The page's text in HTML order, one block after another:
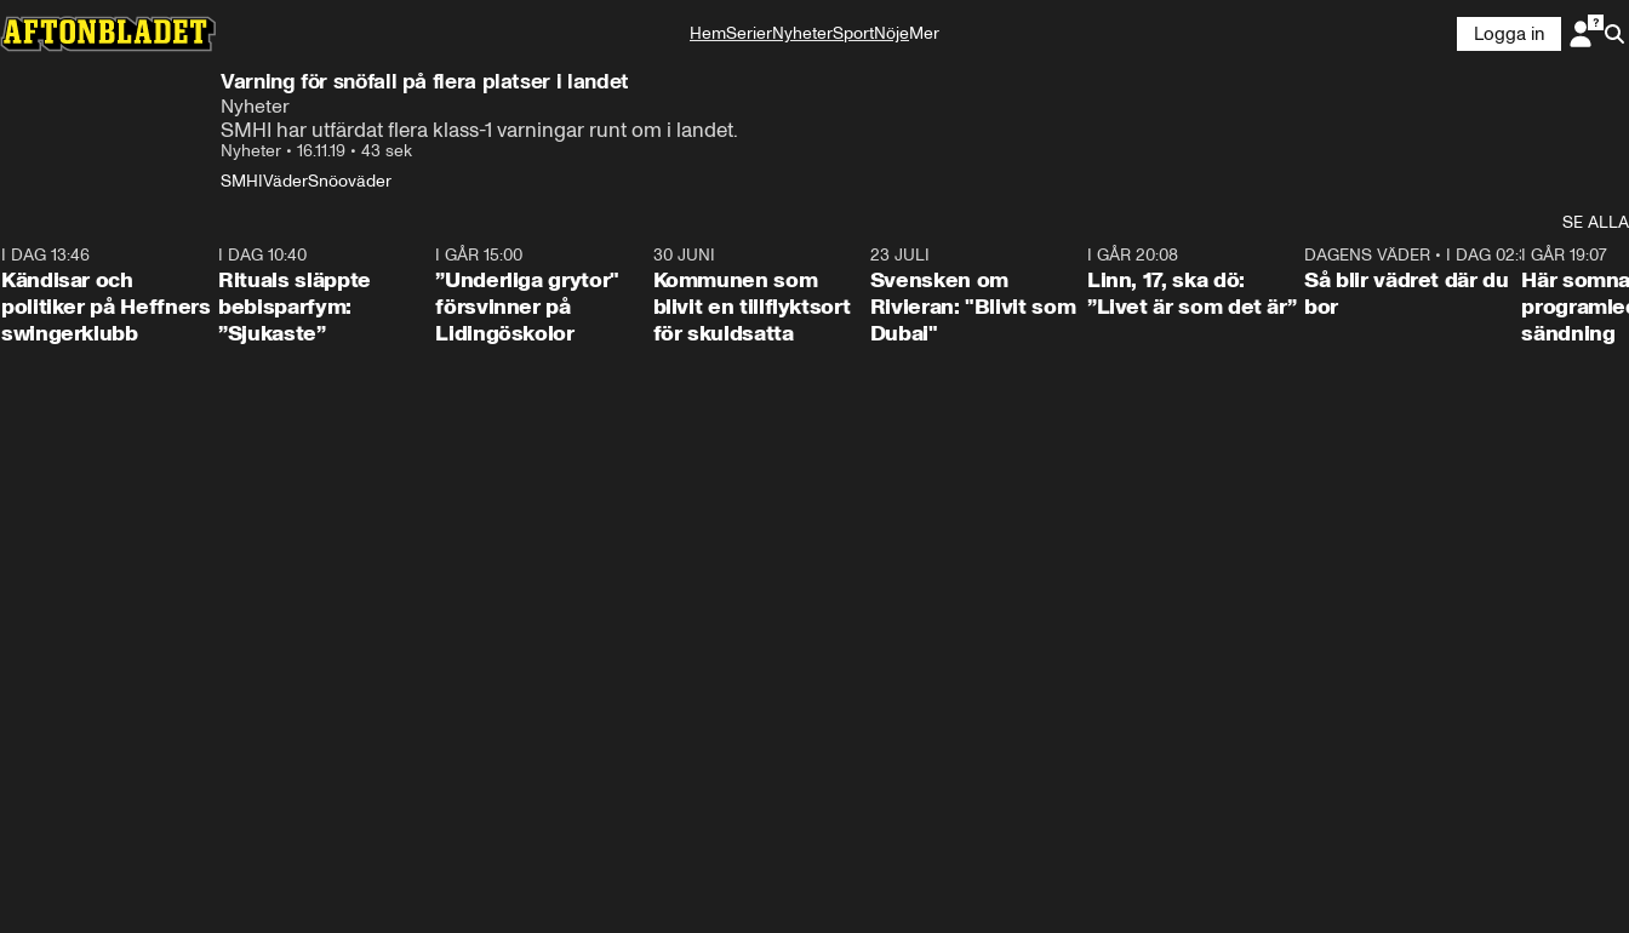
HemSerierNyheterSportNöjeMer
Logga in
Varning för snöfall på flera platser i landet
Nyheter
SMHI har utfärdat flera klass-1 varningar runt om i landet.
Nyheter • 16.11.19 • 43 sek
SMHIVäderSnöoväder
SE ALLA
I DAG 13:46
Kändisar och
politiker på Heffners
swingerklubb
I DAG 10:40
Rituals släppte
bebisparfym:
”Sjukaste”
I GÅR 15:00
”Underliga grytor"
försvinner på
Lidingöskolor
30 JUNI
Kommunen som
blivit en tillflyktsort
för skuldsatta
23 JULI
Svensken om
Rivieran: "Blivit som
Dubai"
I GÅR 20:08
Linn, 17, ska dö:
”Livet är som det är”
1:06
DAGENS VÄDER • I DAG 02:30
Så blir vädret där du
bor
I GÅR 19:07
Här
sändning